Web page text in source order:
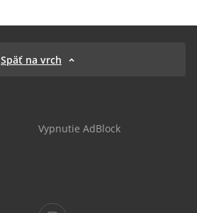
Späť na vrch
Vypnutie AdBlock